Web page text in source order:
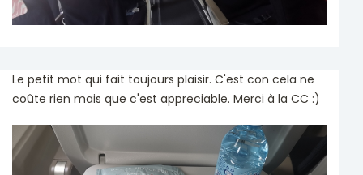
Le petit mot qui fait toujours plaisir. C'est con cela ne
coûte rien mais que c'est appreciable. Merci à la CC :)